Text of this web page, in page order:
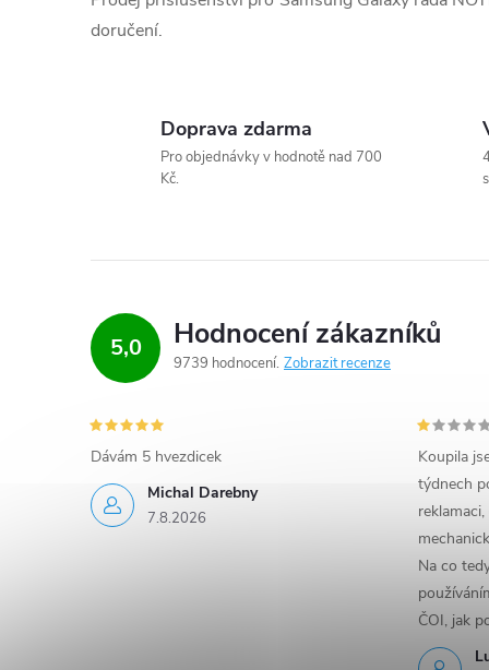
l
í
r
v
k
y
v
doručení.
Doprava zdarma
Pro objednávky v hodnotě nad 700
Kč.
5,0 Hodnocení zákazníků
9739 hodnocení Zobrazit recenze
Michal Darebny
7.8.2026
Dávám 5 hvezdicek
Koupila
týdnech
Na co
ČOI, jak